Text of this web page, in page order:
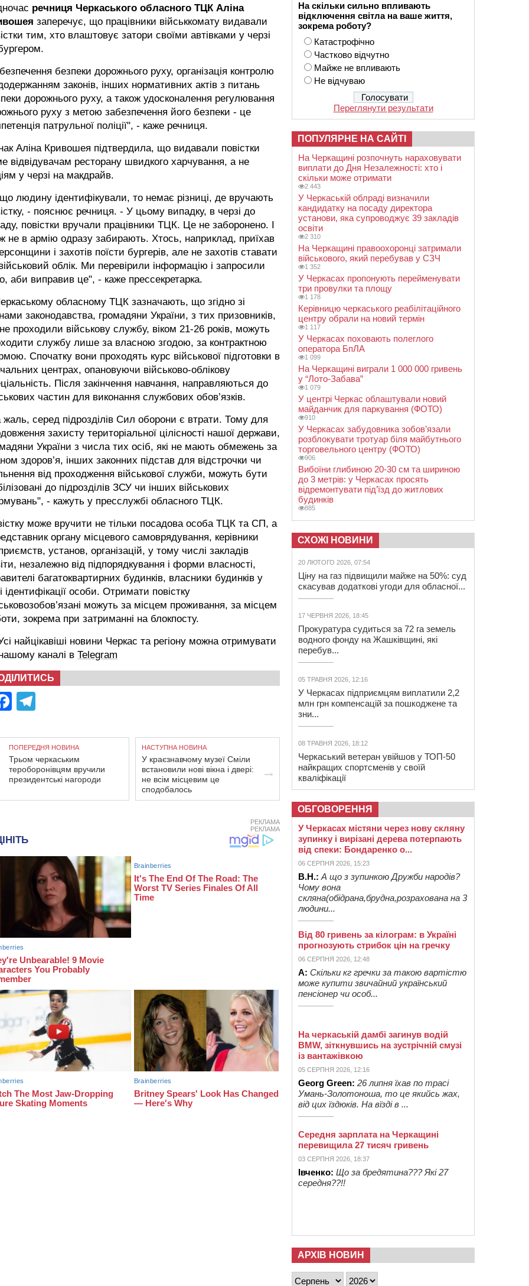
речниця Черкаського обласного ТЦК Аліна
заперечує, що працівники військкомату видавали
тим, хто влаштовує затори своїми автівками у черзі
безпеки дорожнього руху, організація контролю
законів, інших нормативних актів з питань
дорожнього руху, а також удосконалення регулювання
руху з метою забезпечення його безпеки - це
патрульної поліції", - каже речниця.
Аліна Кривошея підтвердила, що видавали повістки
відвідувачам ресторану швидкого харчування, а не
у черзі на макдрайв.
людину ідентифікували, то немає різниці, де вручають
- пояснює речниця. - У цьому випадку, в черзі до
повістки вручали працівники ТЦК. Це не заборонено. І
не в армію одразу забирають. Хтось, наприклад, приїхав
і захотів поїсти бургерів, але не захотів ставати
облік. Ми перевірили інформацію і запросили
аби виправив це", - каже прессекретарка.
обласному ТЦК зазначають, що згідно зі
законодавства, громадяни України, з тих призовників,
не проходили військову службу, віком 21-26 років, можуть
службу лише за власною згодою, за контрактною
Спочатку вони проходять курс військової підготовки в
центрах, опановуючи військово-облікову
Після закінчення навчання, направляються до
частин для виконання службових обов’язків.
серед підрозділів Сил оборони є втрати. Тому для
захисту територіальної цілісності нашої держави,
України з числа тих осіб, які не мають обмежень за
здоров’я, інших законних підстав для відстрочки чи
від проходження військової служби, можуть бути
до підрозділів ЗСУ чи інших військових
- кажуть у пресслужбі обласного ТЦК.
може вручити не тільки посадова особа ТЦК та СП, а
органу місцевого самоврядування, керівники
установ, організацій, у тому числі закладів
незалежно від підпорядкування і форми власності,
багатоквартирних будинків, власники будинків у
ідентифікації особи. Отримати повістку
можуть за місцем проживання, за місцем
зокрема при затриманні на блокпосту.
найцікавіші новини Черкас та регіону можна отримувати
каналі в Telegram
Facebook
ПОПЕРЕДНЯ НОВИНА
Трьом черкаським
тероборонівцям вручили
президентські нагороди
НАСТУПНА НОВИНА
У краєзнавчому музеї Сміли
встановили нові вікна і двері:
не всім місцевим це
сподобалось
РЕКЛАМА
РЕКЛАМА
На скільки сильно впливають
відключення світла на ваше життя,
зокрема роботу?
Катастрофічно
Частково відчутно
Майже не впливають
Не відчуваю
Переглянути результати
ПОПУЛЯРНЕ НА САЙТІ
На Черкащині розпочнуть нараховувати
виплати до Дня Незалежності: хто і
скільки може отримати
2 443
У Черкаській облраді визначили
кандидатку на посаду директора
установи, яка супроводжує 39 закладів
освіти
2 310
На Черкащині правоохоронці затримали
військового, який перебував у СЗЧ
1 352
У Черкасах пропонують перейменувати
три провулки та площу
1 178
Керівницю черкаського реабілітаційного
центру обрали на новий термін
1 117
У Черкасах поховають полеглого
оператора БпЛА
1 099
На Черкащині виграли 1 000 000 гривень
у “Лото-Забава”
1 079
У центрі Черкас облаштували новий
майданчик для паркування (ФОТО)
910
У Черкасах забудовника зобов’язали
розблокувати тротуар біля майбутнього
торговельного центру (ФОТО)
906
Вибоїни глибиною 20-30 см та шириною
до 3 метрів: у Черкасах просять
відремонтувати під’їзд до житлових
будинків
885
СХОЖІ НОВИНИ
20 ЛЮТОГО 2026, 07:54
Ціну на газ підвищили майже на 50%: суд
скасував додаткові угоди для обласної...
17 ЧЕРВНЯ 2026, 18:45
Прокуратура судиться за 72 га земель
водного фонду на Жашківщині, які
перебув...
05 ТРАВНЯ 2026, 12:16
У Черкасах підприємцям виплатили 2,2
млн грн компенсацій за пошкоджене та
зни...
08 ТРАВНЯ 2026, 18:12
Черкаський ветеран увійшов у ТОП-50
найкращих спортсменів у своїй
кваліфікації
ОБГОВОРЕННЯ
У Черкасах містяни через нову скляну
зупинку і вирізані дерева потерпають
від спеки: Бондаренко о...
06 СЕРПНЯ 2026, 15:23
В.Н.: А що з зупинкою Дружби народів?
Чому вона
скляна(обідрана,брудна,розрахована на 3
людини...
Від 80 гривень за кілограм: в Україні
прогнозують стрибок цін на гречку
06 СЕРПНЯ 2026, 12:48
А: Скільки кг гречки за такою вартістю
може купити звичайний український
пенсіонер чи особ...
На черкаській дамбі загинув водій
BMW, зіткнувшись на зустрічній смузі
із вантажівкою
05 СЕРПНЯ 2026, 12:16
Georg Green: 26 липня їхав по трасі
Умань-Золотоноша, то це якийсь жах,
від цих їздюків. На вїзді в ...
Середня зарплата на Черкащині
перевищила 27 тисяч гривень
03 СЕРПНЯ 2026, 18:37
Івченко: Що за бредятина??? Які 27
середня??!!
АРХІВ НОВИН